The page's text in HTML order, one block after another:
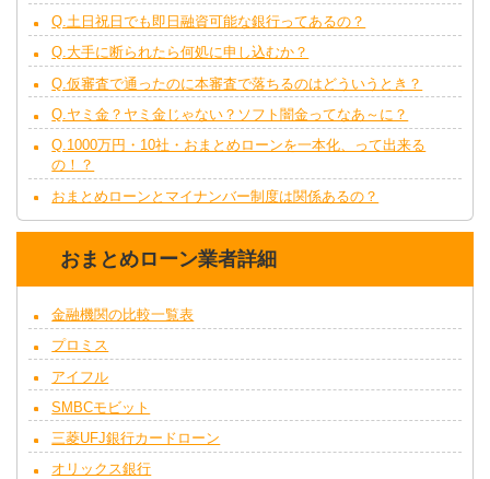
Q.土日祝日でも即日融資可能な銀行ってあるの？
Q.大手に断られたら何処に申し込むか？
Q.仮審査で通ったのに本審査で落ちるのはどういうとき？
Q.ヤミ金？ヤミ金じゃない？ソフト闇金ってなあ～に？
Q.1000万円・10社・おまとめローンを一本化、って出来る
の！？
おまとめローンとマイナンバー制度は関係あるの？
おまとめローン業者詳細
金融機関の比較一覧表
プロミス
アイフル
SMBCモビット
三菱UFJ銀行カードローン
オリックス銀行